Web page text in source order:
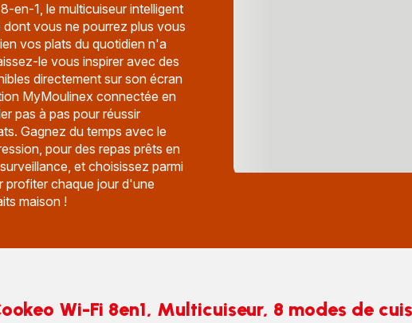
en-1, le multicuiseur intelligent
vous ne pourrez plus vous
vos plats du quotidien n'a
le vous inspirer avec des
directement sur son écran
MyMoulinex connectée en
pas à pas pour réussir
Gagnez du temps avec le
pour des repas prêts en
et choisissez parmi
profiter chaque jour d'une
maison !
Wi-Fi 8en1, Multicuiseur, 8 modes de